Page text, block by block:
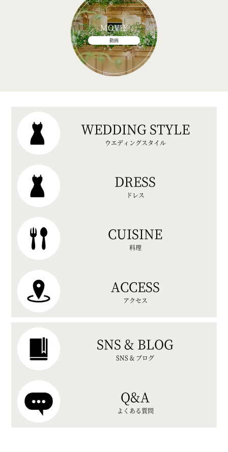
MOVIE
動画
WEDDING STYLE
ウエディングスタイル
DRESS
ドレス
CUISINE
料理
ACCESS
アクセス
SNS & BLOG
SNS & ブログ
Q&A
よくある質問